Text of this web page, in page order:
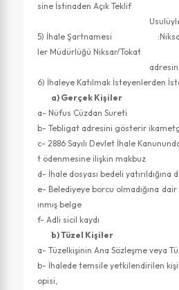
sine İstinaden Açık Teklif
Usulüyle
5) İhale Şartnamesi :Niksar
ler Müdürlüğü Niksar/Tokat
adresinden
6) İhaleye Katılmak İsteyenlerden
a) Gerçek Kişiler
a- Nüfus Cüzdan Sureti
b- Tebligat adresini gösterir
c- 2886 Sayılı Devlet İhale
t ödenmesine ilişkin makbuz
d- İhale dosyası bedeli yatırıldığına
e- Belediyeye borcu olmadığına
ınmış belge
f- Adli sicil kaydı
b) Tüzel Kişiler
a- Tüzelkişinin Ana Sözleşme veya
b- İhalede temsile yetkilendirilen
opisi,